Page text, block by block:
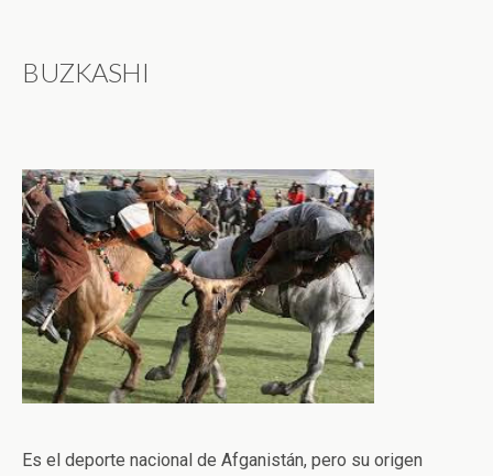
BUZKASHI
Es el deporte nacional de Afganistán, pero su origen